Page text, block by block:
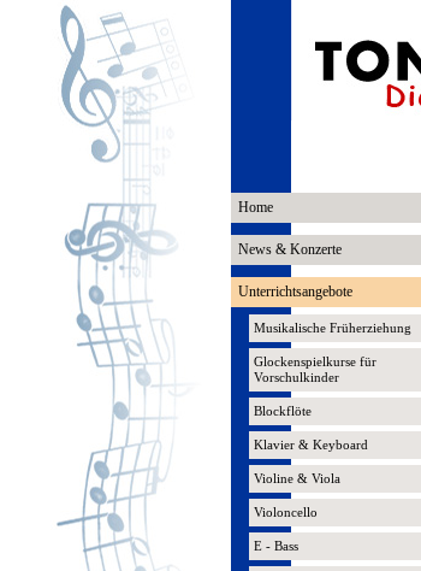
Home
News & Konzerte
Unterrichtsangebote
Musikalische Früherziehung
Glockenspielkurse für
Vorschulkinder
Blockflöte
Klavier & Keyboard
Violine & Viola
Violoncello
E - Bass